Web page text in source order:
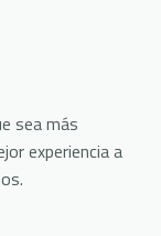
sea más
experiencia a